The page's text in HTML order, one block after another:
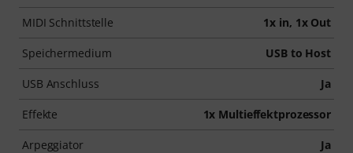
MIDI Schnittstelle 1x in, 1x Out
Speichermedium USB to Host
USB Anschluss Ja
Effekte 1x Multieffektprozessor
Arpeggiator Ja